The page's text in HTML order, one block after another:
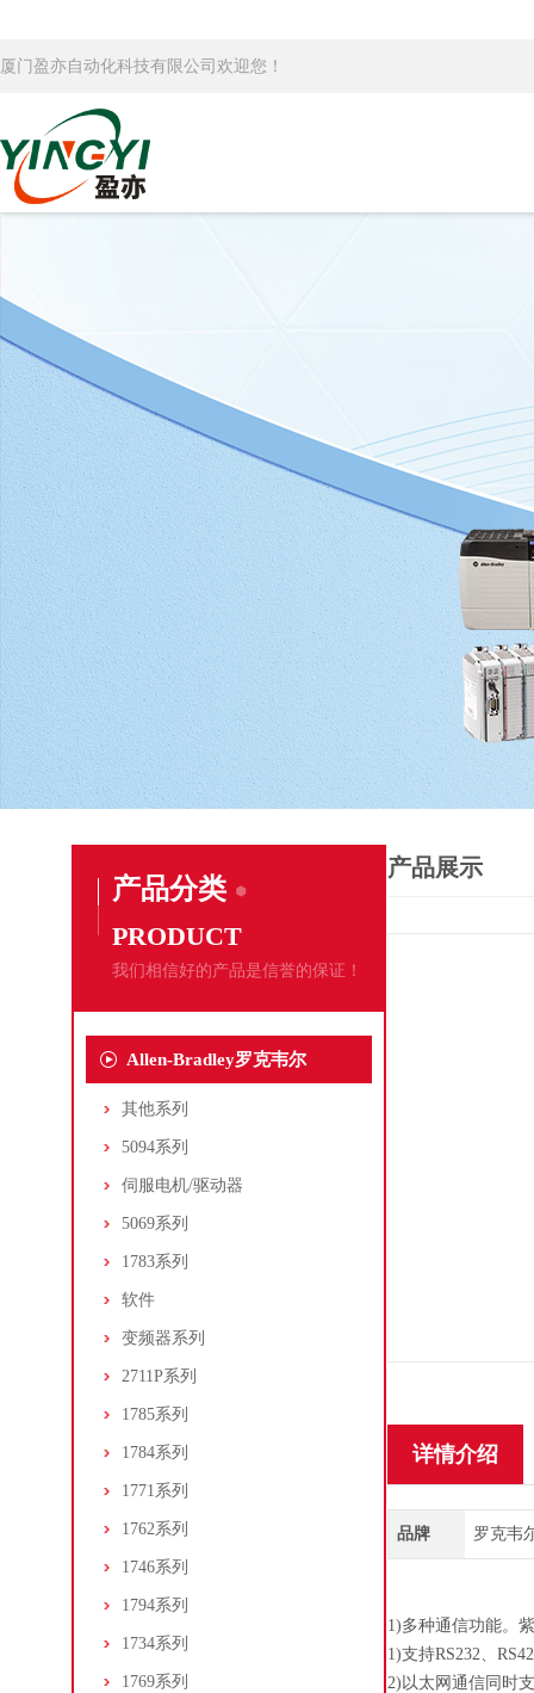
厦门盈亦自动化科技有限公司欢迎您！
产品分类
PRODUCT
我们相信好的产品是信誉的保证！
Allen-Bradley罗克韦尔
其他系列
5094系列
伺服电机/驱动器
5069系列
1783系列
软件
变频器系列
2711P系列
1785系列
1784系列
1771系列
1762系列
1746系列
1794系列
1734系列
1769系列
产品展示
详情介绍
品牌 罗克韦
1)多种通信功能。
1)支持RS232、
2)以太网通信同时